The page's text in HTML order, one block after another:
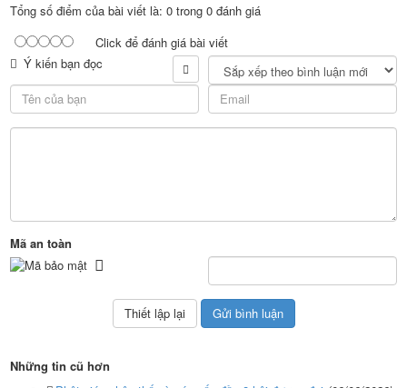
Tổng số điểm của bài viết là: 0 trong 0 đánh giá
Click để đánh giá bài viết
Ý kiến bạn đọc
Mã an toàn
Những tin cũ hơn